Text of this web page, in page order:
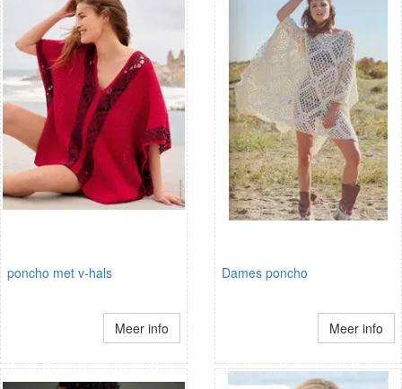
poncho met v-hals
Meer info
Dames poncho
Meer info